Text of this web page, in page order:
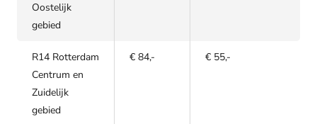
Oostelijk
gebied
R14 Rotterdam
Centrum en
Zuidelijk
gebied
€ 84,- € 55,-